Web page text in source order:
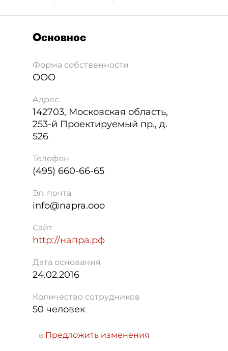
Основное
Форма собственности
ООО
Адрес
142703, Московская область,
253-й Проектируемый пр., д.
526
Телефон
(495) 660-66-65
Эл. почта
info@napra.ooo
Сайт
http://напра.рф
Дата основания
24.02.2016
Количество сотрудников
50 человек
Предложить изменения